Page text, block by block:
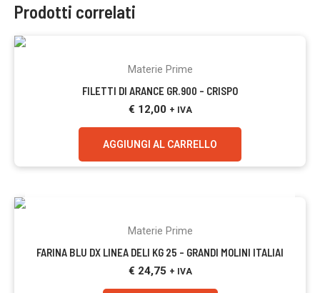
Prodotti correlati
Materie Prime
FILETTI DI ARANCE GR.900 – CRISPO
€ 12,00 + IVA
AGGIUNGI AL CARRELLO
Materie Prime
FARINA BLU DX LINEA DELI KG 25 – GRANDI MOLINI ITALIAI
€ 24,75 + IVA